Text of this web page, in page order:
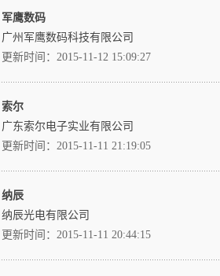
军鹰数码
广州军鹰数码科技有限公司
更新时间：2015-11-12 15:09:27
索尔
广东索尔电子实业有限公司
更新时间：2015-11-11 21:19:05
纳辰
纳辰光电有限公司
更新时间：2015-11-11 20:44:15